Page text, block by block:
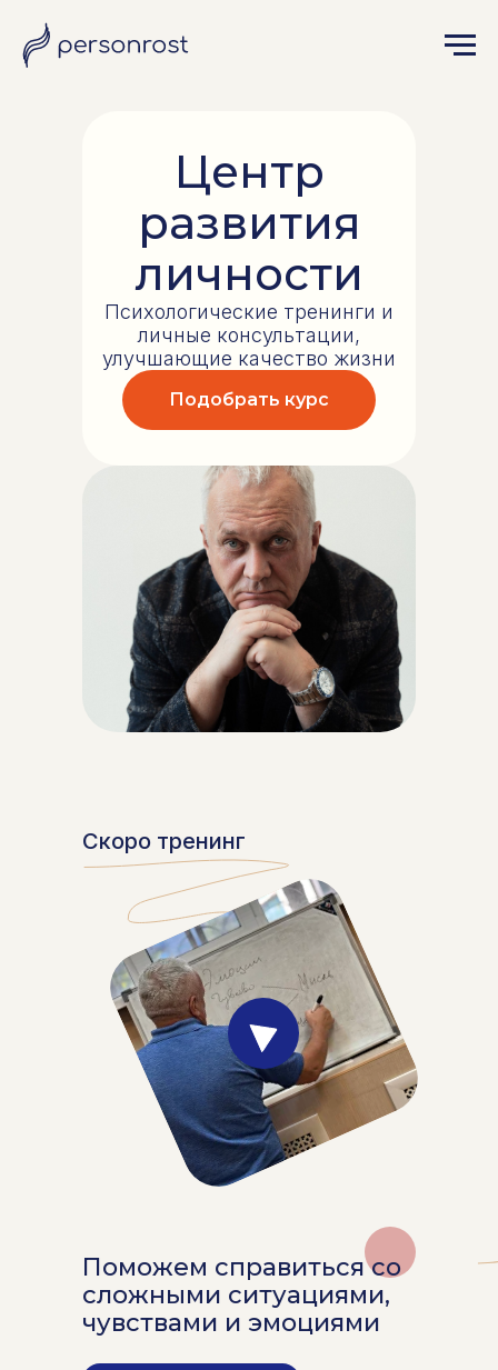
Центр
развития
личности
Психологические тренинги и
личные консультации,
улучшающие качество жизни
Подобрать курс
Скоро тренинг
Поможем справиться со
сложными ситуациями,
чувствами и эмоциями